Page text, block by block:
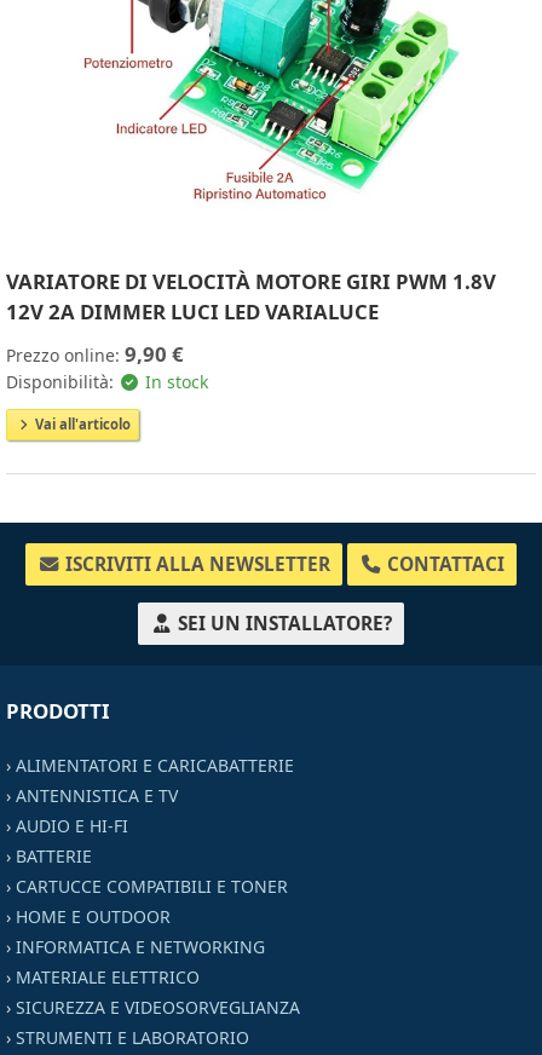
VARIATORE DI VELOCITÀ MOTORE GIRI PWM 1.8V
12V 2A DIMMER LUCI LED VARIALUCE
Prezzo online: 9,90 €
Disponibilità: In stock
Vai all'articolo
ISCRIVITI ALLA NEWSLETTER CONTATTACI
SEI UN INSTALLATORE?
PRODOTTI
› ALIMENTATORI E CARICABATTERIE
› ANTENNISTICA E TV
› AUDIO E HI-FI
› BATTERIE
› CARTUCCE COMPATIBILI E TONER
› HOME E OUTDOOR
› INFORMATICA E NETWORKING
› MATERIALE ELETTRICO
› SICUREZZA E VIDEOSORVEGLIANZA
› STRUMENTI E LABORATORIO